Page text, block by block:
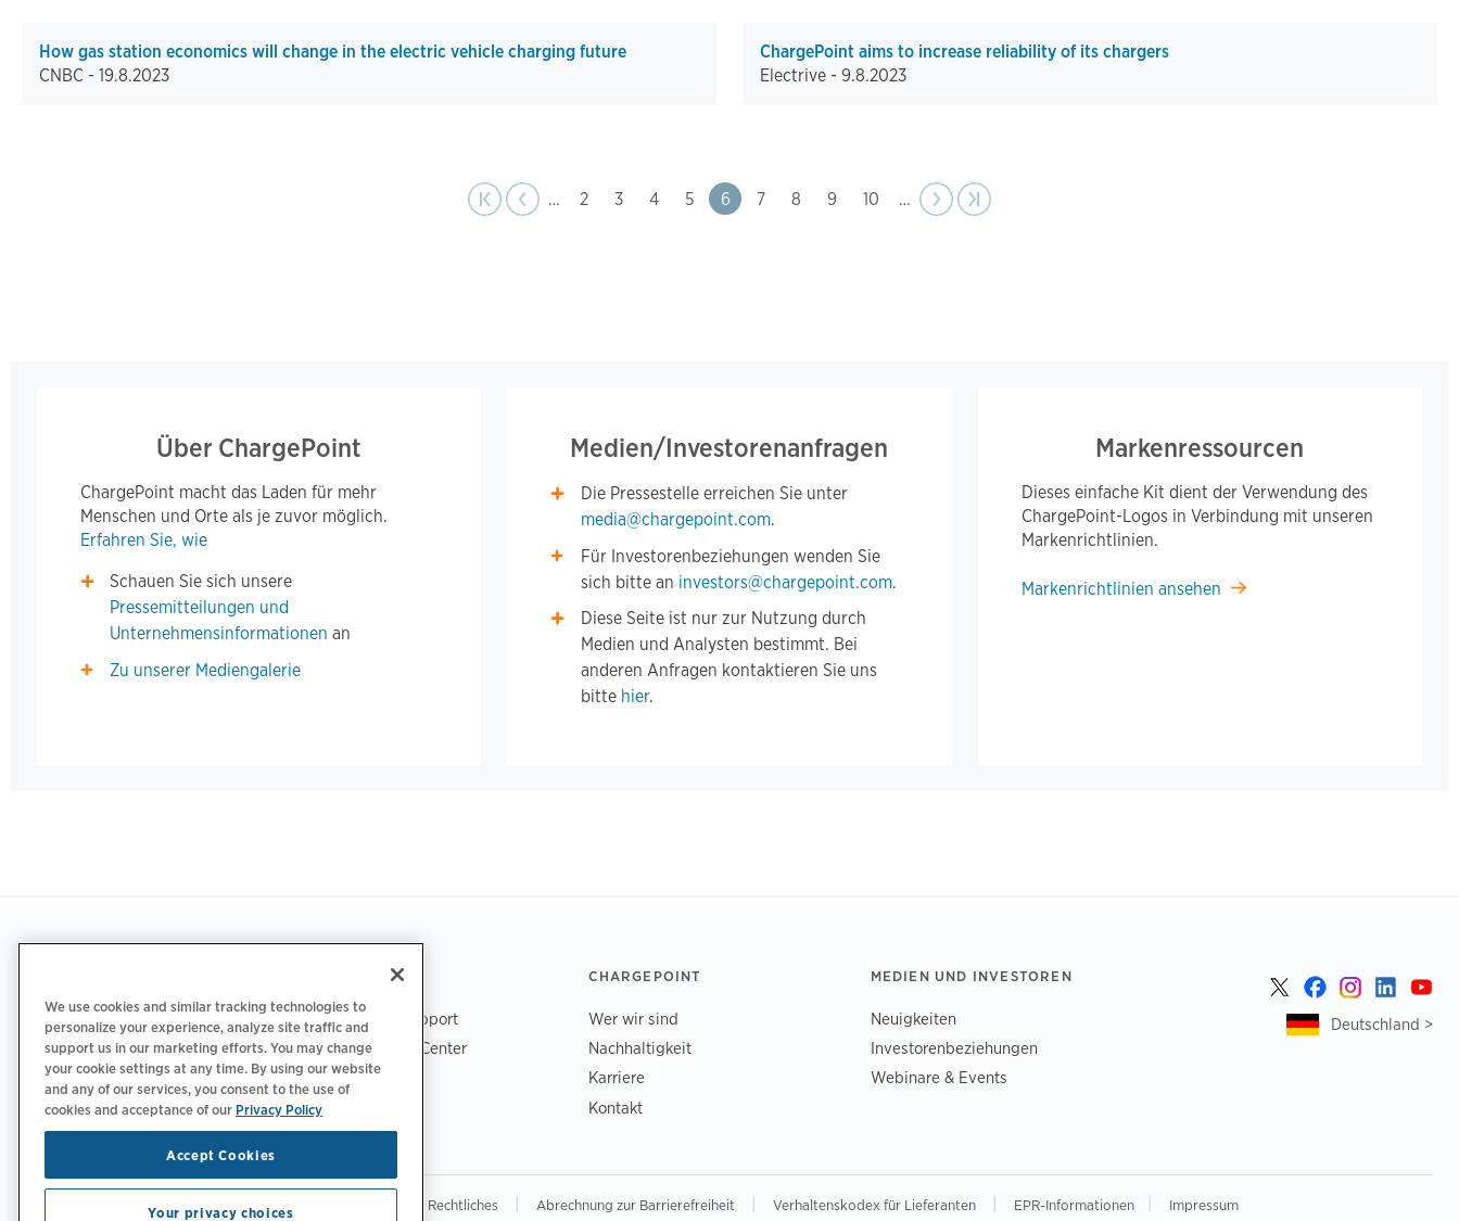
How gas station economics will change in the electric vehicle charging future
CNBC - 19.8.2023
ChargePoint aims to increase reliability of its chargers
Electrive - 9.8.2023
First page
|‹
Previous
‹‹
… Page
2 Page
3 Page
4 Page
5 Page
6 Page
7 Page
8 Page
9 Page
10 …
Next
›› Last page
›|
Über ChargePoint
ChargePoint macht das Laden für mehr
Menschen und Orte als je zuvor möglich.
Erfahren Sie, wie
Schauen Sie sich unsere
Pressemitteilungen und
Unternehmensinformationen an
Zu unserer Mediengalerie
Medien/Investorenanfragen
Die Pressestelle erreichen Sie unter
media@chargepoint.com.
Für Investorenbeziehungen wenden Sie
sich bitte an investors@chargepoint.com.
Diese Seite ist nur zur Nutzung durch
Medien und Analysten bestimmt. Bei
anderen Anfragen kontaktieren Sie uns
bitte hier.
Markenressourcen
Dieses einfache Kit dient der Verwendung des
ChargePoint-Logos in Verbindung mit unseren
Markenrichtlinien.
Markenrichtlinien ansehen
ChargePoint-Support
Fahrer-Support Center
Trust Center
CHARGEPOINT
Wer wir sind
Nachhaltigkeit
Karriere
Kontakt
MEDIEN UND INVESTOREN
Neuigkeiten
Investorenbeziehungen
Webinare & Events
Deutschland >
Datenschutzrichtlinie Ihre Datenschutzoptionen Rechtliches Abrechnung zur Barrierefreiheit Verhaltenskodex für Lieferanten EPR-Informationen Impressum
We use cookies and similar tracking technologies to
personalize your experience, analyze site traffic and
support us in our marketing efforts. You may change
your cookie settings at any time. By using our website
and any of our services, you consent to the use of
cookies and acceptance of our Privacy Policy
Accept Cookies
Your privacy choices